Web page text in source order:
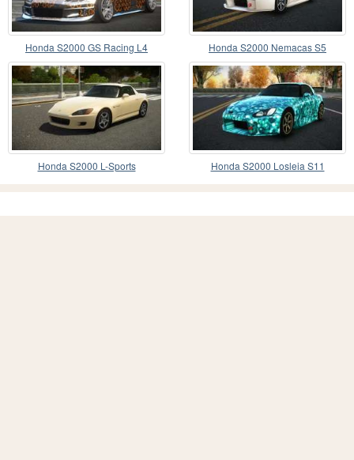
Honda S2000 GS Racing L4 Honda S2000 Nemacas S5
Honda S2000 L-Sports Honda S2000 Losleia S11